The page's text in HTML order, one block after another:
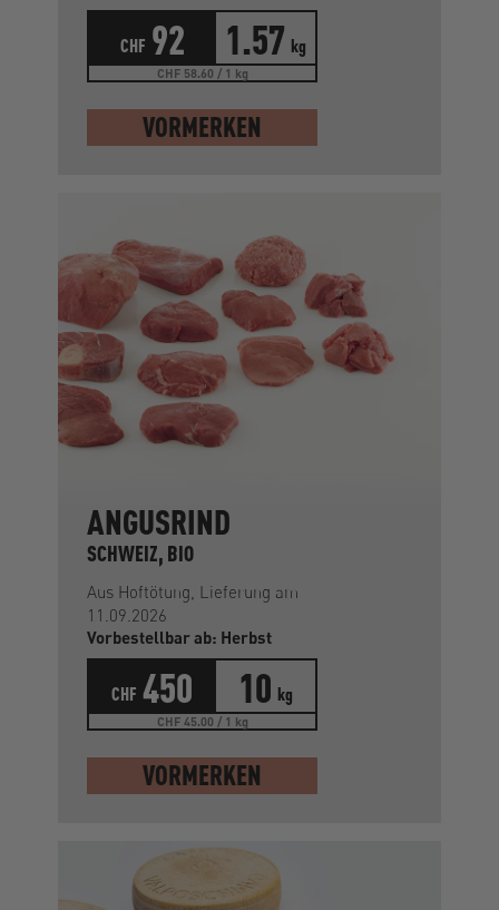
CHF 92 1.57 kg
CHF 58.60 / 1 kg
VORMERKEN
ANGUSRIND
SCHWEIZ, BIO
Aus Hoftötung, Lieferung am
11.09.2026
Vorbestellbar ab: Herbst
CHF 450 10 kg
CHF 45.00 / 1 kg
VORMERKEN